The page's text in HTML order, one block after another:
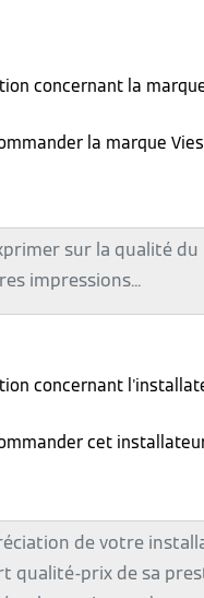
concernant la
la marque
concernant
cet